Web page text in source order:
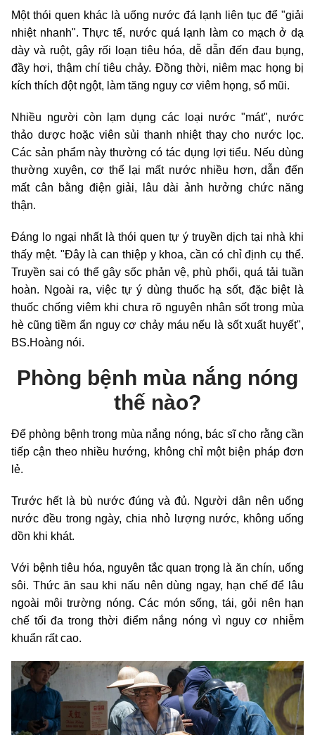
Một thói quen khác là uống nước đá lạnh liên tục để "giải
nhiệt nhanh". Thực tế, nước quá lạnh làm co mạch ở dạ
dày và ruột, gây rối loạn tiêu hóa, dễ dẫn đến đau bụng,
đầy hơi, thậm chí tiêu chảy. Đồng thời, niêm mạc họng bị
kích thích đột ngột, làm tăng nguy cơ viêm họng, sổ mũi.
Nhiều người còn lạm dụng các loại nước "mát", nước
thảo dược hoặc viên sủi thanh nhiệt thay cho nước lọc.
Các sản phẩm này thường có tác dụng lợi tiểu. Nếu dùng
thường xuyên, cơ thể lại mất nước nhiều hơn, dẫn đến
mất cân bằng điện giải, lâu dài ảnh hưởng chức năng
thận.
Đáng lo ngại nhất là thói quen tự ý truyền dịch tại nhà khi
thấy mệt. "Đây là can thiệp y khoa, cần có chỉ định cụ thể.
Truyền sai có thể gây sốc phản vệ, phù phổi, quá tải tuần
hoàn. Ngoài ra, việc tự ý dùng thuốc hạ sốt, đặc biệt là
thuốc chống viêm khi chưa rõ nguyên nhân sốt trong mùa
hè cũng tiềm ẩn nguy cơ chảy máu nếu là sốt xuất huyết",
BS.Hoàng nói.
Phòng bệnh mùa nắng nóng
thế nào?
Để phòng bệnh trong mùa nắng nóng, bác sĩ cho rằng cần
tiếp cận theo nhiều hướng, không chỉ một biện pháp đơn
lẻ.
Trước hết là bù nước đúng và đủ. Người dân nên uống
nước đều trong ngày, chia nhỏ lượng nước, không uống
dồn khi khát.
Với bệnh tiêu hóa, nguyên tắc quan trọng là ăn chín, uống
sôi. Thức ăn sau khi nấu nên dùng ngay, hạn chế để lâu
ngoài môi trường nóng. Các món sống, tái, gỏi nên hạn
chế tối đa trong thời điểm nắng nóng vì nguy cơ nhiễm
khuẩn rất cao.